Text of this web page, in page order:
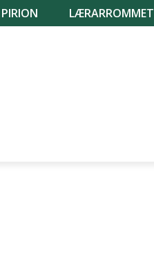
PIRION LÆRARROMMET